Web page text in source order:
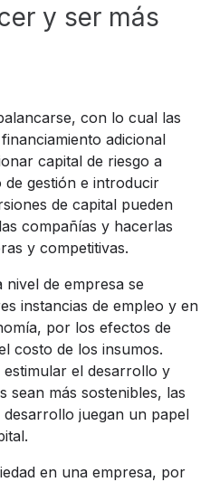
y ser más
con lo cual las
adicional
capital de riesgo a
gestión e introducir
de capital pueden
compañías y hacerlas
y competitivas.
de empresa se
instancias de empleo y en
por los efectos de
costo de los insumos.
el desarrollo y
sean más sostenibles, las
juegan un papel
en una empresa, por